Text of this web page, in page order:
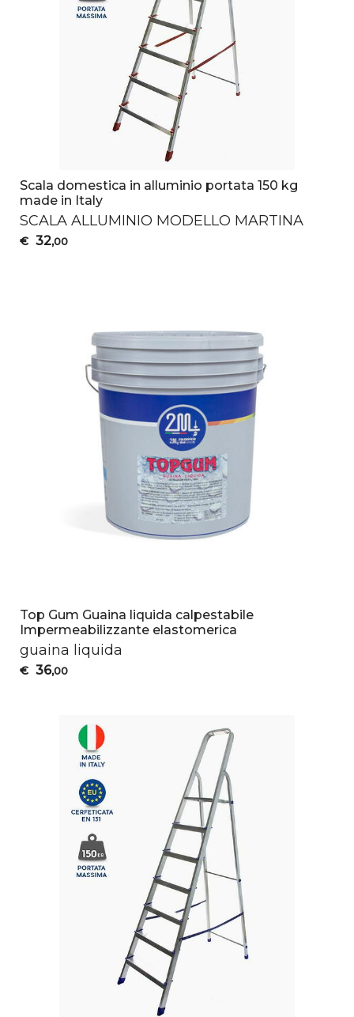
Scala domestica in alluminio portata 150 kg
made in Italy
SCALA ALLUMINIO MODELLO MARTINA
€ 32,00
Top Gum Guaina liquida calpestabile
Impermeabilizzante elastomerica
guaina liquida
€ 36,00